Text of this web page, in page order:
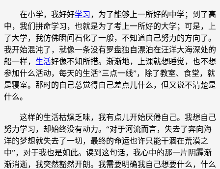
在小学，我好好学习，为了能够上一所好的中学；到了高
中，我们拼命学习，也就是为了考上一所好的大学；可是，上
了大学，我仿佛瞬间石化了一般，不知道自己努力的方向了。
我开始混沌了，就像一条没有罗盘独自漂泊在汪洋大海深处的
船一样， 生活好像不知所措。渐渐地，上课就想睡觉，也不想
参加什么活动，每天的生活“三点一线”，除了教室、食堂，就
是寝室。那时的自己总觉得自己差点儿什么，但又说不清楚是
什么。
这样的生活枯燥乏味，我有点儿开始厌倦自己。我想自己
努力学习，却始终没有动力。“对于河流而言，失去了奔向海
洋的梦想就失去了一切，最终的命运也许只能干涸在荒漠之
中”，对于我也是如此。读到这句话，我心中的那一片阴霾渐
渐消逝，我突然豁然开朗。我需要明确我自己想要什么，什么